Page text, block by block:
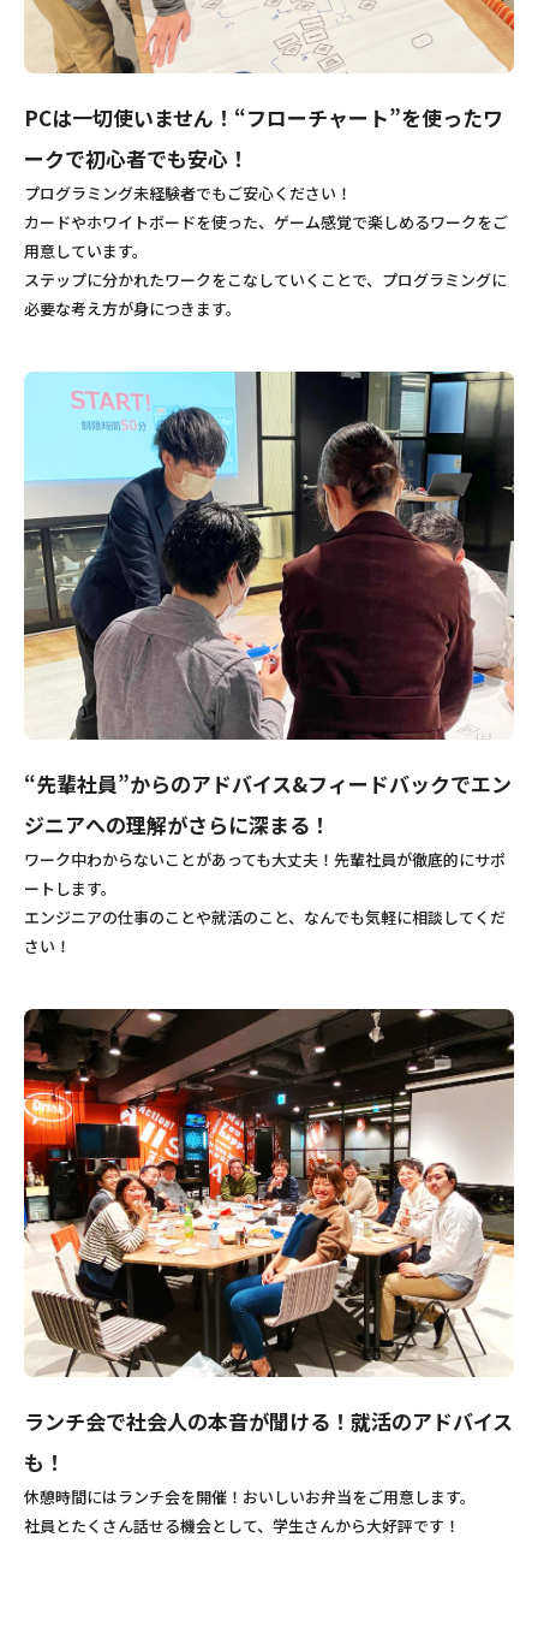
PCは一切使いません！“フローチャート”を使ったワ
ークで初心者でも安心！
プログラミング未経験者でもご安心ください！
カードやホワイトボードを使った、ゲーム感覚で楽しめるワークをご
用意しています。
ステップに分かれたワークをこなしていくことで、プログラミングに
必要な考え方が身につきます。
“先輩社員”からのアドバイス&フィードバックでエン
ジニアへの理解がさらに深まる！
ワーク中わからないことがあっても大丈夫！先輩社員が徹底的にサポ
ートします。
エンジニアの仕事のことや就活のこと、なんでも気軽に相談してくだ
さい！
ランチ会で社会人の本音が聞ける！就活のアドバイス
も！
休憩時間にはランチ会を開催！おいしいお弁当をご用意します。
社員とたくさん話せる機会として、学生さんから大好評です！